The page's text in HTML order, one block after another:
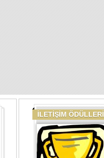
İLETİŞİM ÖDÜLLERİ